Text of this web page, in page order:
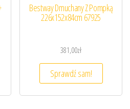
Bestway Dmuchany Z Pompką
226x152x84cm 67925
381,00zł
Sprawdź sam!